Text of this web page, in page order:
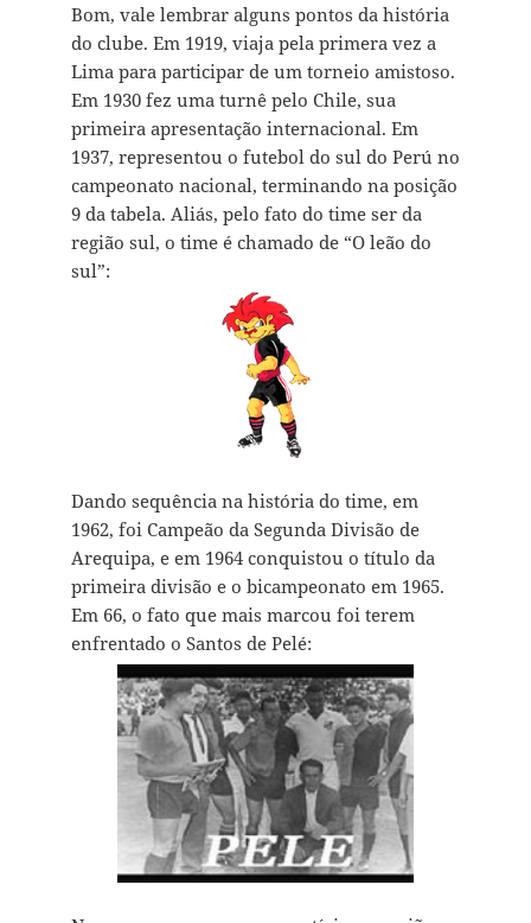
Bom, vale lembrar alguns pontos da história
do clube. Em 1919, viaja pela primera vez a
Lima para participar de um torneio amistoso.
Em 1930 fez uma turnê pelo Chile, sua
primeira apresentação internacional. Em
1937, representou o futebol do sul do Perú no
campeonato nacional, terminando na posição
9 da tabela. Aliás, pelo fato do time ser da
região sul, o time é chamado de “O leão do
sul”:
Dando sequência na história do time, em
1962, foi Campeão da Segunda Divisão de
Arequipa, e em 1964 conquistou o título da
primeira divisão e o bicampeonato em 1965.
Em 66, o fato que mais marcou foi terem
enfrentado o Santos de Pelé: